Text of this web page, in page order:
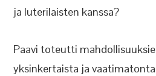
ja luterilaisten kanssa?
Paavi toteutti
yksinkertaista ja vaatimatonta